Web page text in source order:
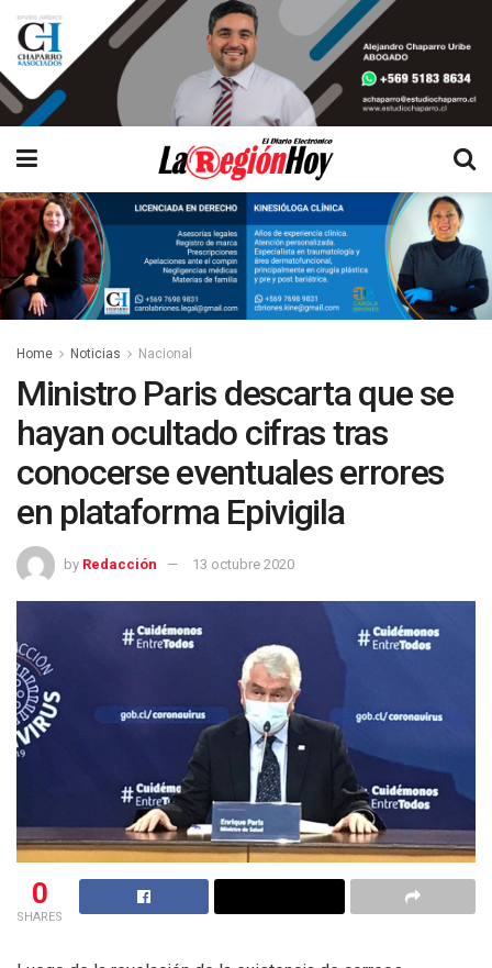
Home Noticias Nacional
Ministro Paris descarta que se
hayan ocultado cifras tras
conocerse eventuales errores
en plataforma Epivigila
by Redacción 13 octubre 2020
0
SHARES